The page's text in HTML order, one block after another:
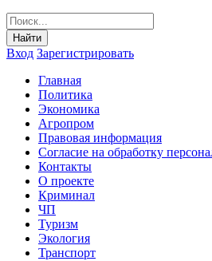
Найти
Вход Зарегистрировать
Главная
Политика
Экономика
Агропром
Правовая информация
Согласие на обработку
Контакты
О проекте
Криминал
ЧП
Туризм
Экология
Транспорт